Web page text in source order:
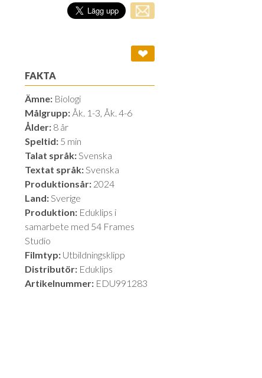
❤
FAKTA
Ämne: Biologi
Målgrupp: Åk. 1-3, Åk. 4-6
Ålder: 8 år
Speltid: 5 min
Talat språk:Svenska
Textat språk:Svenska
Produktionsår: 2024
Land:Sverige
Produktion: Eduklips i
samarbete med 54 Frames
Studio
Filmtyp: Utbildningsklipp
Distributör: Eduklips
Artikelnummer: EDU991283